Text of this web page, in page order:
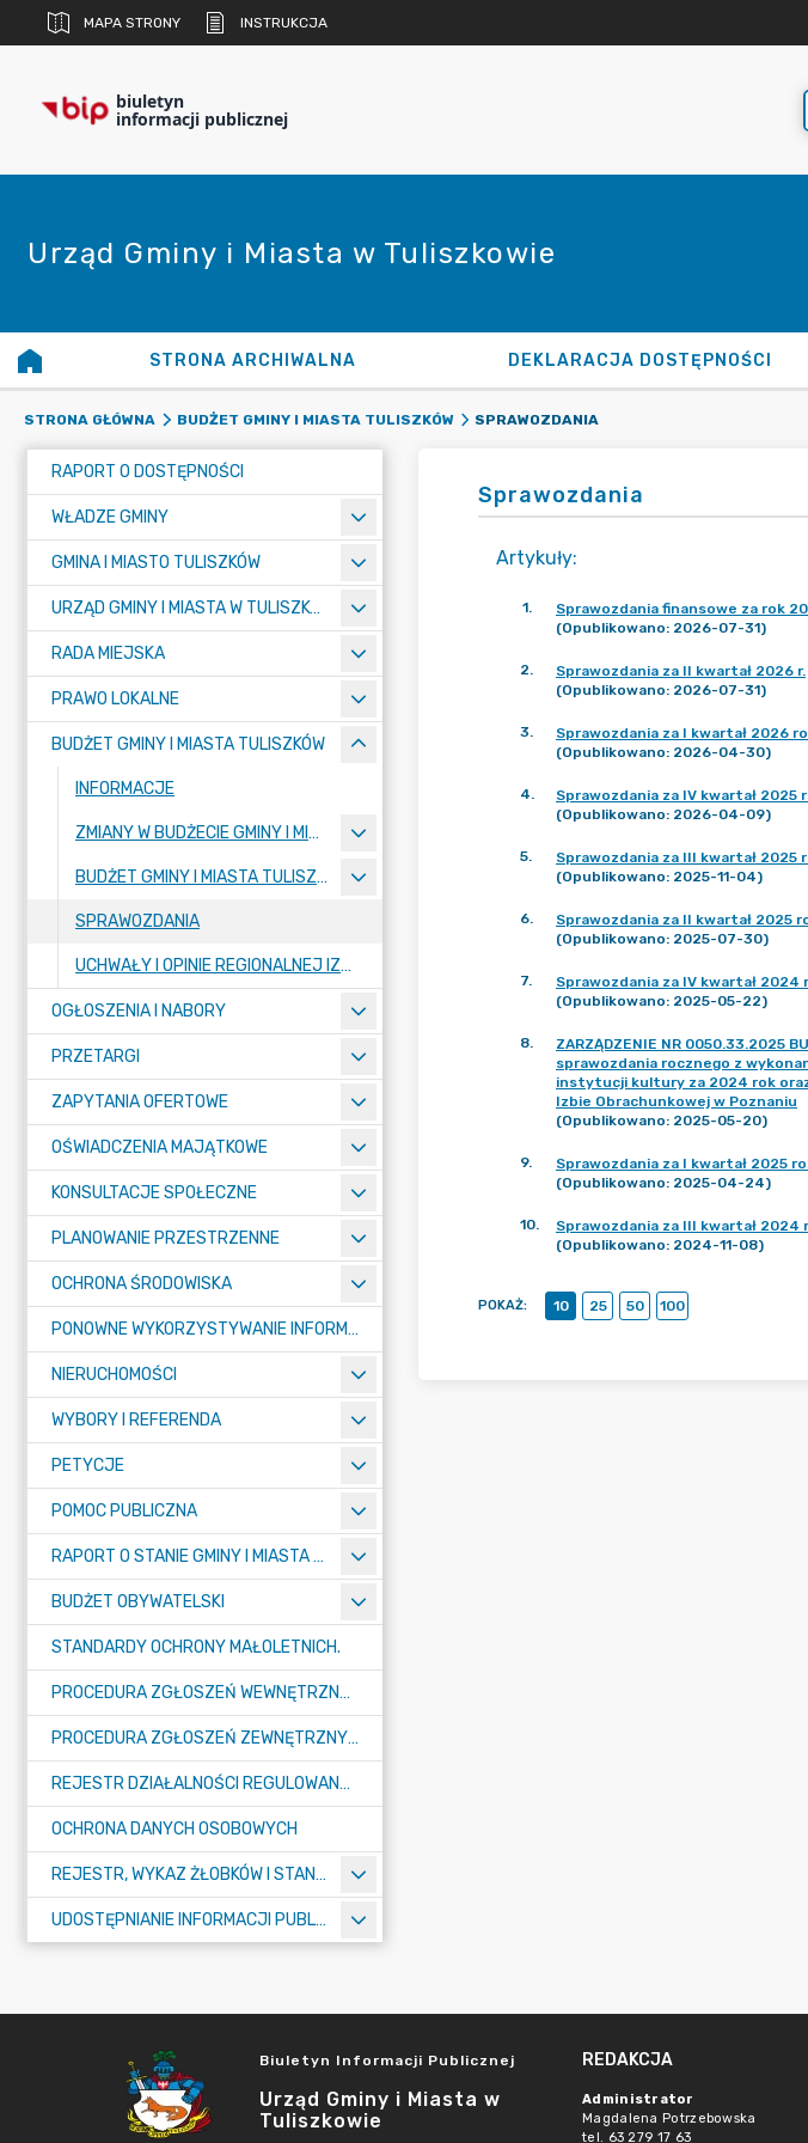
MAPA STRONY INSTRUKCJA
biuletyn
informacji publicznej
Urząd Gminy i Miasta w Tuliszkowie
STRONA ARCHIWALNA DEKLARACJA DOSTĘPNOŚCI
STRONA GŁÓWNA BUDŻET GMINY I MIASTA TULISZKÓW SPRAWOZDANIA
RAPORT O DOSTĘPNOŚCI
WŁADZE GMINY
GMINA I MIASTO TULISZKÓW
URZĄD GMINY I MIASTA W TULISZKOWIE
RADA MIEJSKA
PRAWO LOKALNE
BUDŻET GMINY I MIASTA TULISZKÓW
INFORMACJE
ZMIANY W BUDŻECIE GMINY I MIASTA TULISZKÓW
BUDŻET GMINY I MIASTA TULISZKÓW - SPRAWOZDANIA
SPRAWOZDANIA
UCHWAŁY I OPINIE REGIONALNEJ IZBY OBRACHUNKOWEJ
OGŁOSZENIA I NABORY
PRZETARGI
ZAPYTANIA OFERTOWE
OŚWIADCZENIA MAJĄTKOWE
KONSULTACJE SPOŁECZNE
PLANOWANIE PRZESTRZENNE
OCHRONA ŚRODOWISKA
PONOWNE WYKORZYSTYWANIE INFORMACJI SEKTORA PUBLICZNEGO
NIERUCHOMOŚCI
WYBORY I REFERENDA
PETYCJE
POMOC PUBLICZNA
RAPORT O STANIE GMINY I MIASTA TULISZKÓW
BUDŻET OBYWATELSKI
STANDARDY OCHRONY MAŁOLETNICH.
PROCEDURA ZGŁOSZEŃ WEWNĘTRZNYCH W URZĘDZIE GMINY I MIASTA W TULISZKOWIE
PROCEDURA ZGŁOSZEŃ ZEWNĘTRZNYCH
REJESTR DZIAŁALNOŚCI REGULOWANEJ
OCHRONA DANYCH OSOBOWYCH
REJESTR, WYKAZ ŻŁOBKÓW I STANDARDY OPIEKI NAD DZIEĆMI W WIEKU DO LAT 3
UDOSTĘPNIANIE INFORMACJI PUBLICZNEJ
Sprawozdania
Artykuły:
1.
Sprawozdania finansowe za rok
(Opublikowano: 2026-07-31)
2.
Sprawozdania za II kwartał 2026 r.
(Opublikowano: 2026-07-31)
3.
Sprawozdania za I kwartał 2026
(Opublikowano: 2026-04-30)
4.
Sprawozdania za IV kwartał 2025
(Opublikowano: 2026-04-09)
5.
Sprawozdania za III kwartał 2025
(Opublikowano: 2025-11-04)
6.
Sprawozdania za II kwartał 2025
(Opublikowano: 2025-07-30)
7.
Sprawozdania za IV kwartał 2024
(Opublikowano: 2025-05-22)
8.
ZARZĄDZENIE NR 0050.33.2025
sprawozdania rocznego z
instytucji kultury za 2024 rok
Izbie Obrachunkowej w Poznaniu
(Opublikowano: 2025-05-20)
9.
Sprawozdania za I kwartał 2025
(Opublikowano: 2025-04-24)
10.
Sprawozdania za III kwartał 2024
(Opublikowano: 2024-11-08)
POKAŻ: 10 25 50 100
Biuletyn Informacji Publicznej
Urząd Gminy i Miasta w
Tuliszkowie
REDAKCJA
Administrator
Magdalena Potrzebowska
tel. 63 279 17 63